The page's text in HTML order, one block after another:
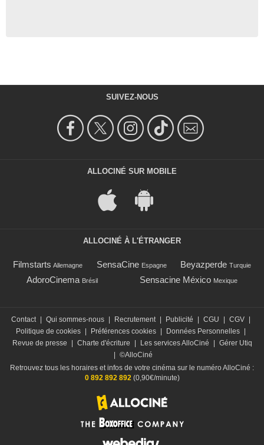
SUIVEZ-NOUS
ALLOCINÉ SUR MOBILE
ALLOCINÉ À L'ÉTRANGER
Filmstarts Allemagne SensaCine Espagne Beyazperde Turquie
AdoroCinema Brésil Sensacine México Mexique
Contact | Qui sommes-nous | Recrutement | Publicité | CGU | CGV |
Politique de cookies | Préférences cookies | Données Personnelles |
Revue de presse
| Charte d'écriture | Les services AlloCiné | Gérer Utiq
| ©AlloCiné
Retrouvez tous les horaires et infos de votre cinéma sur le numéro AlloCiné :
0 892 892 892 (0,90€/minute)